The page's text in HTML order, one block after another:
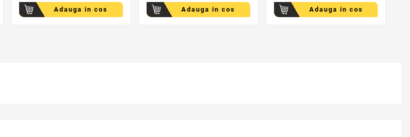
Adauga in cos Adauga in cos Adauga in cos